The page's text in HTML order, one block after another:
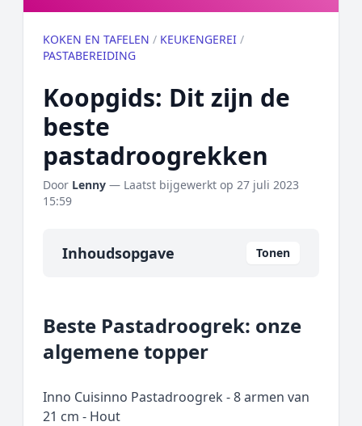
KOKEN EN TAFELEN / KEUKENGEREI /
PASTABEREIDING
Koopgids: Dit zijn de
beste
pastadroogrekken
Door Lenny — Laatst bijgewerkt op 27 juli 2023
15:59
Inhoudsopgave Tonen
Onze algemene topper
Prijs topper
Rating topper
Beste Pastadroogrek: onze
algemene topper
Inno Cuisinno Pastadroogrek - 8 armen van
21 cm - Hout